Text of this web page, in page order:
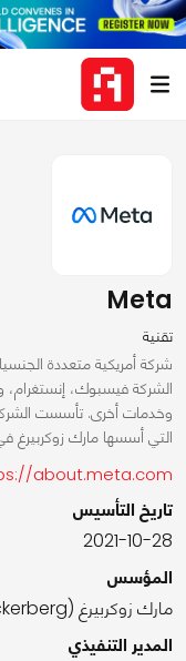
Meta
تقنية
شركة أمريكية متعددة
الشركة فيسبوك، إنستغرام،
التي أسسها مارك زوكربيرغ في
about.meta.com/
تاريخ التأسيس
2021-10-28
المؤسس
مارك زوكربيرغ (Mark Zuckerberg)
المدير التنفيذي